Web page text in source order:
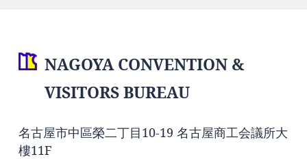
NAGOYA CONVENTION &
VISITORS BUREAU
名古屋市中區榮二丁目10-19 名古屋商工会議所大
樓11F